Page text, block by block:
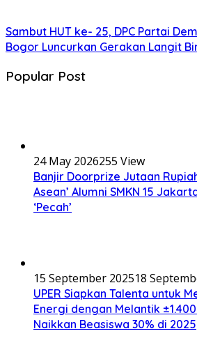
Sambut HUT ke- 25, DPC Partai
Bogor Luncurkan Gerakan Langit
Popular Post
24 May 2026255 View
Banjir Doorprize Jutaan
Asean’ Alumni SMKN 15
‘Pecah’
15 September 202518
UPER Siapkan Talenta untuk
Energi dengan Melantik
Naikkan Beasiswa 30% di 2025